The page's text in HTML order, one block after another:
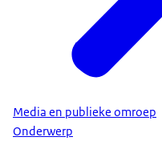
Media en publieke omroep
Onderwerp